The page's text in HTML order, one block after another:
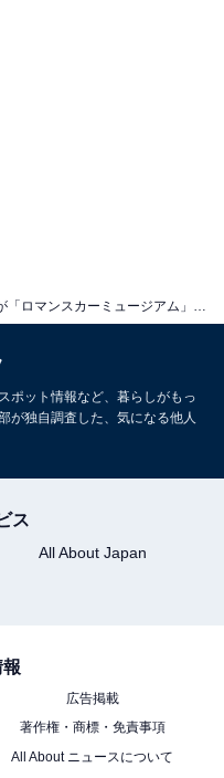
小田急が「ロマンスカーミュージアム」建設を発表！2021年オープンへ
ポット情報など、暮らしがもっ
が独自調査した、気になる他人
ス
All About Japan
広告掲載
著作権・商標・免責事項
All About ニュースについて